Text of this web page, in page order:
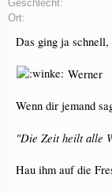
Geschlecht:
Ort:
Das ging ja schnell,
Werner
Wenn dir jemand
"Die Zeit heilt alle
Hau ihm auf die